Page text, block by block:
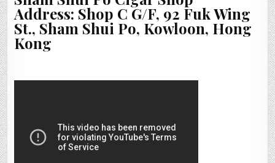
Address: Shop C G/F, 92 Fuk Wing
St., Sham Shui Po, Kowloon, Hong
Kong